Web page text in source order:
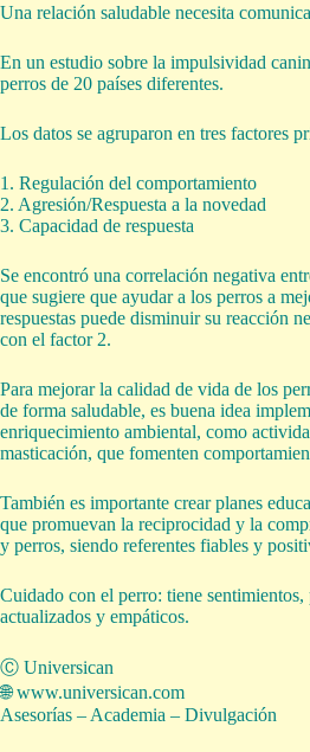
Una relación saludable necesita
En un estudio sobre la impulsividad
perros de 20 países diferentes.
Los datos se agruparon en tres factores
1. Regulación del comportamiento
2. Agresión/Respuesta a la novedad
3. Capacidad de respuesta
Se encontró una correlación negativa
que sugiere que ayudar a los perros a
respuestas puede disminuir su reacción
con el factor 2.
Para mejorar la calidad de vida de los
de forma saludable, es buena idea
enriquecimiento ambiental, como
masticación, que fomenten
También es importante crear planes
que promuevan la reciprocidad y la
y perros, siendo referentes fiables y
Cuidado con el perro: tiene sentimientos,
actualizados y empáticos.
Ⓒ Universican
🌐 www.universican.com
Asesorías – Academia – Divulgación